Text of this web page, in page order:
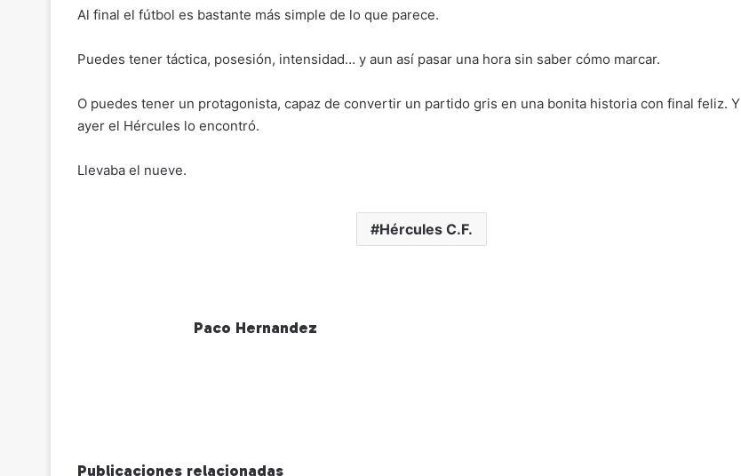
Al final el fútbol es bastante más simple de lo que parece.
Puedes tener táctica, posesión, intensidad… y aun así pasar una hora sin saber cómo marcar.
O puedes tener un protagonista, capaz de convertir un partido gris en una bonita historia con final feliz. Y
ayer el Hércules lo encontró.
Llevaba el nueve.
Hércules C.F.
Paco Hernandez
Publicaciones relacionadas